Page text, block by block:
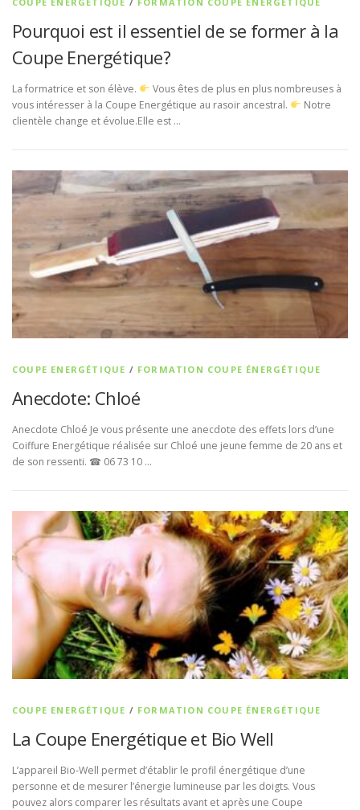
Pourquoi est il essentiel de se former à la
Coupe Energétique?
La formatrice et son élève.
Vous êtes de plus en plus nombreuses à
vous intéresser à la Coupe Energétique au rasoir ancestral.
Notre
clientèle change et évolue.Elle est …
COUPE ENERGÉTIQUE / FORMATION COUPE ÉNERGÉTIQUE
Anecdote: Chloé
Anecdote Chloé Je vous présente une anecdote des effets lors d’une
Coiffure Energétique réalisée sur Chloé une jeune femme de 20 ans et
de son ressenti. ☎ 06 73 10 …
COUPE ENERGÉTIQUE / FORMATION COUPE ÉNERGÉTIQUE
La Coupe Energétique et Bio Well
L’appareil Bio-Well permet d’établir le profil énergétique d’une
personne et de mesurer l’énergie lumineuse par les doigts. Vous
pouvez alors comparer les résultats avant et après une Coupe